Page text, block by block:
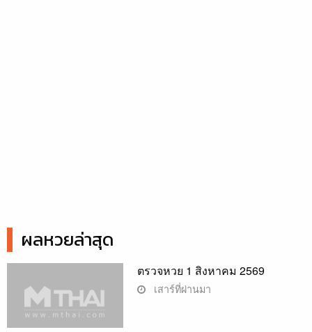
ผลหวยล่าสุด
ตรวจหวย 1 สิงหาคม 2569
เสาร์ที่ผ่านมา